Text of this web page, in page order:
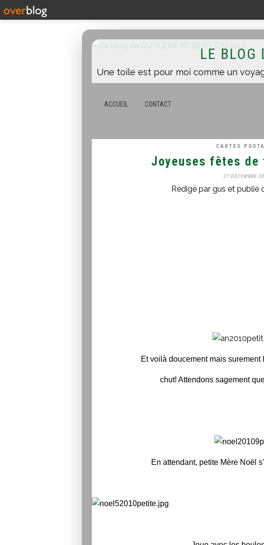
LE BLOG
ACCUEIL CONTACT
CARTES
Joyeuses fêtes de
27 DÉCEMBRE
Rédigé par gus et publié
Et voilà doucement mais
chut! Attendons sagement
En attendant, petite Mère Noël